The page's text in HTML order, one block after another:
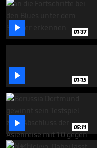
 01:37
 01:15
 05:11